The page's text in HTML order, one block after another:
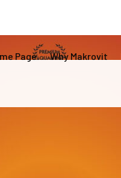
Page Why Makrovit